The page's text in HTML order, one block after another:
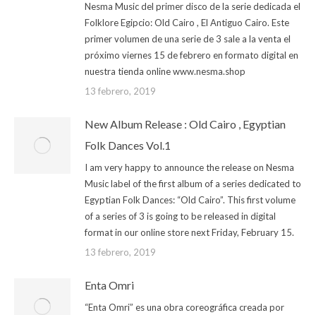
Nesma Music del primer disco de la serie dedicada el
Folklore Egipcio: Old Cairo , El Antiguo Cairo. Este
primer volumen de una serie de 3 sale a la venta el
próximo viernes 15 de febrero en formato digital en
nuestra tienda online www.nesma.shop
13 febrero, 2019
New Album Release : Old Cairo , Egyptian
Folk Dances Vol.1
I am very happy to announce the release on Nesma
Music label of the first album of a series dedicated to
Egyptian Folk Dances: “Old Cairo”. This first volume
of a series of 3 is going to be released in digital
format in our online store next Friday, February 15.
13 febrero, 2019
Enta Omri
“Enta Omri” es una obra coreográfica creada por